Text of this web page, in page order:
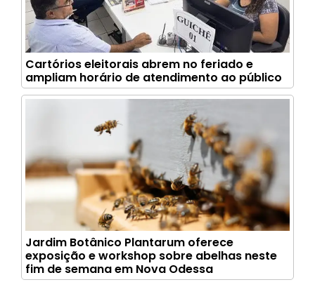
Cartórios eleitorais abrem no feriado e
ampliam horário de atendimento ao público
Jardim Botânico Plantarum oferece
exposição e workshop sobre abelhas neste
fim de semana em Nova Odessa